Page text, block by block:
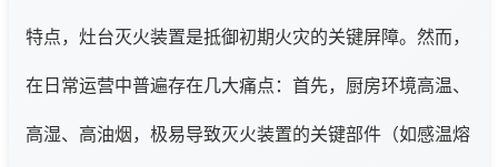
特点，灶台灭火装置是抵御初期火灾的关键屏障。然而，
在日常运营中普遍存在几大痛点：首先，厨房环境高温、
高湿、高油烟，极易导致灭火装置的关键部件（如感温熔